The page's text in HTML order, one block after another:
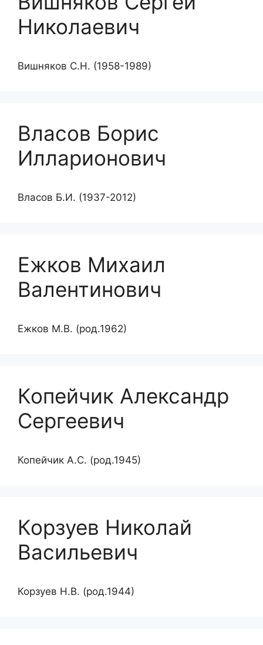
Николаевич
Вишняков С.Н. (1958-1989)
Власов Борис
Илларионович
Власов Б.И. (1937-2012)
Ежков Михаил
Валентинович
Ежков М.В. (род.1962)
Копейчик Александр
Сергеевич
Копейчик А.С. (род.1945)
Корзуев Николай
Васильевич
Корзуев Н.В. (род.1944)